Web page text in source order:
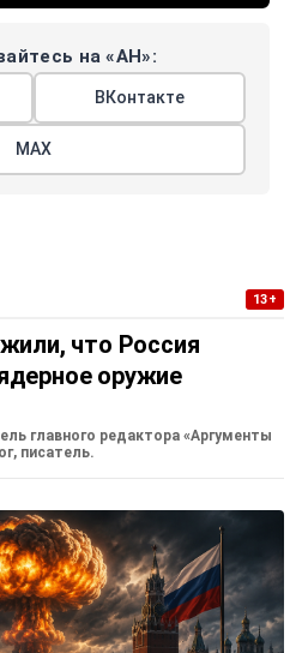
на «АН»:
ВКонтакте
МАХ
13+
что Россия
оружие
главного редактора «Аргументы
писатель.